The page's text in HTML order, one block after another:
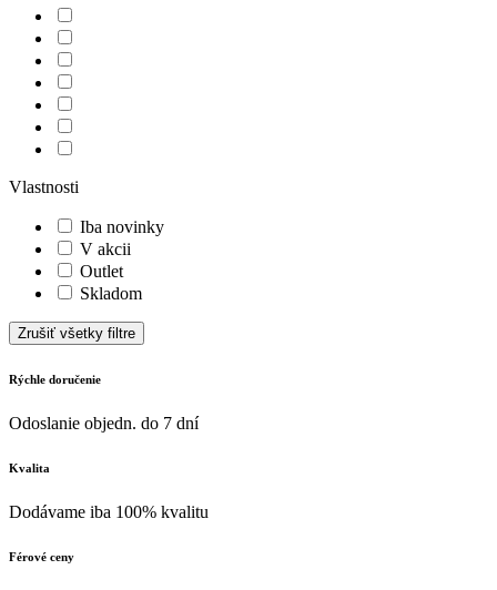
Vlastnosti
Iba novinky
V akcii
Outlet
Skladom
Zrušiť všetky filtre
Rýchle doručenie
Odoslanie objedn. do 7 dní
Kvalita
Dodávame iba 100% kvalitu
Férové ceny